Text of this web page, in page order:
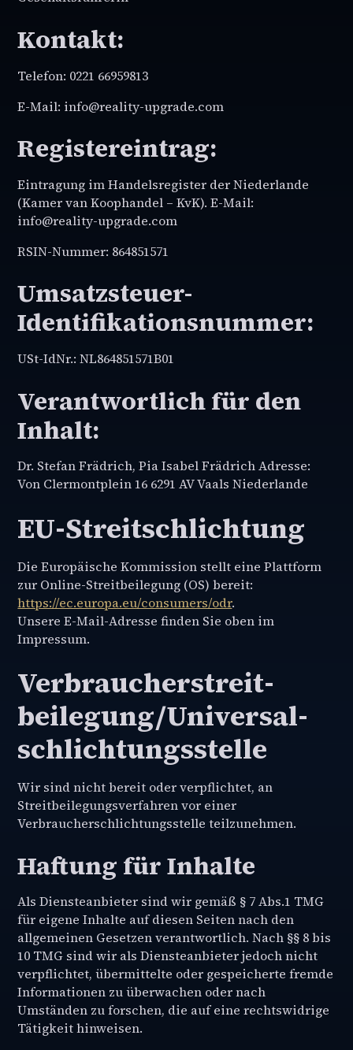
Kontakt:
Telefon: 0221 66959813
E-Mail: info@reality-upgrade.com
Registereintrag:
Eintragung im Handelsregister der Niederlande
(Kamer van Koophandel – KvK). E-Mail:
info@reality-upgrade.com
RSIN-Nummer: 864851571
Umsatzsteuer-
Identifikationsnummer:
USt-IdNr.: NL864851571B01
Verantwortlich für den
Inhalt:
Dr. Stefan Frädrich, Pia Isabel Frädrich Adresse:
Von Clermontplein 16 6291 AV Vaals Niederlande
EU-Streitschlichtung
Die Europäische Kommission stellt eine Plattform
zur Online-Streitbeilegung (OS) bereit:
https://ec.europa.eu/consumers/odr.
Unsere E-Mail-Adresse finden Sie oben im
Impressum.
Verbraucher­streit­
beilegung/Universal­
schlichtungs­stelle
Wir sind nicht bereit oder verpflichtet, an
Streitbeilegungsverfahren vor einer
Verbraucherschlichtungsstelle teilzunehmen.
Haftung für Inhalte
Als Diensteanbieter sind wir gemäß § 7 Abs.1 TMG
für eigene Inhalte auf diesen Seiten nach den
allgemeinen Gesetzen verantwortlich. Nach §§ 8 bis
10 TMG sind wir als Diensteanbieter jedoch nicht
verpflichtet, übermittelte oder gespeicherte fremde
Informationen zu überwachen oder nach
Umständen zu forschen, die auf eine rechtswidrige
Tätigkeit hinweisen.